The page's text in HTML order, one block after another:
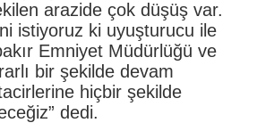
arazide çok düşüş var.
istiyoruz ki uyuşturucu ile
Emniyet Müdürlüğü ve
bir şekilde devam
hiçbir şekilde
dedi.